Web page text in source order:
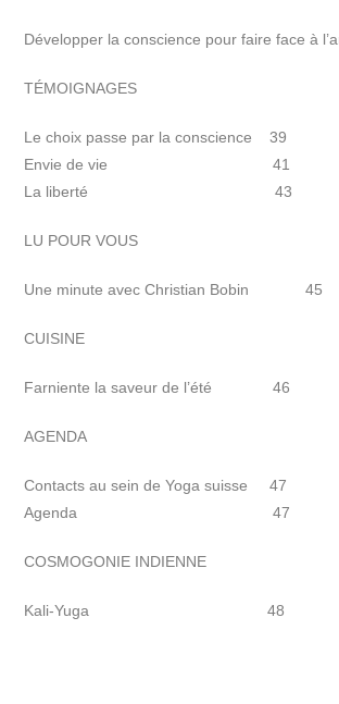
Développer la conscience pour faire face à
TÉMOIGNAGES
Le choix passe par la conscience 39
Envie de vie 41
La liberté 43
LU POUR VOUS
Une minute avec Christian Bobin 45
CUISINE
Farniente la saveur de l’été 46
AGENDA
Contacts au sein de Yoga suisse 47
Agenda 47
COSMOGONIE INDIENNE
Kali-Yuga 48